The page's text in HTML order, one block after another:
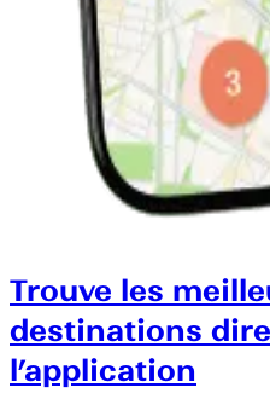
Trouve les
destinations
l’application